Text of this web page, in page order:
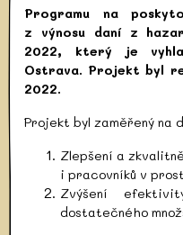
Programu na
z výnosu daní z
2022, který je
Ostrava. Projekt byl
2022.
Projekt byl zaměřený na
Zlepšení a
i pracovníků v
Zvýšení
dostatečného